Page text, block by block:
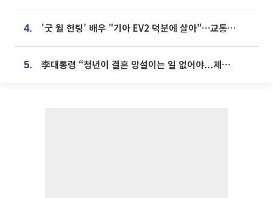
4. '굿 윌 헌팅' 배우 "기아 EV2 덕분에 살아"…교통사고 후 안전성 극찬
5. 李대통령 “청년이 결혼 망설이는 일 없어야...제도상 불이익 조사”